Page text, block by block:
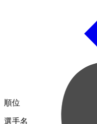
順位
選手名